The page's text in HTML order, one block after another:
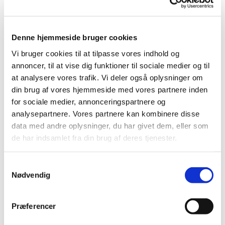
Denne hjemmeside bruger cookies
Vi bruger cookies til at tilpasse vores indhold og
annoncer, til at vise dig funktioner til sociale medier og til
at analysere vores trafik. Vi deler også oplysninger om
din brug af vores hjemmeside med vores partnere inden
for sociale medier, annonceringspartnere og
analysepartnere. Vores partnere kan kombinere disse
data med andre oplysninger, du har givet dem, eller som
de har indsamlet fra din brug af deres tjenester.
Nødvendig
Præferencer
Præst overtog
enke
Den 8. juli 1649 blev den unge præst Søren
Sørensen og den aldrende præsteenke Kirsten
Søren Sørensen var året før blevet indsat som